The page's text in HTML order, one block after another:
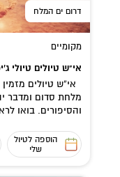
דרום ים המלח
מקומיים
אי"ש טיולים טיולי
אי”ש טיולים
מלחת סדום ומדבר
והסיפורים. בואו
הוספה לטיול
שלי